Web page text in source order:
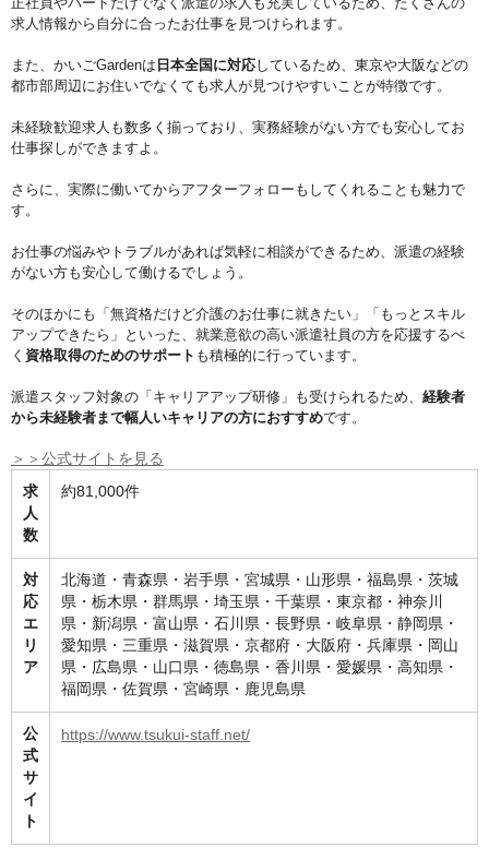
求人情報から自分に合ったお仕事を見つけられます。
また、かいごGardenは 日本全国に対応しているため、東京や大阪などの
都市部周辺にお住いでなくても求人が見つけやすいことが特徴です。
未経験歓迎求人も数多く揃っており、実務経験がない方でも安心してお
仕事探しができますよ。
さらに、実際に働いてからアフターフォローもしてくれることも魅力で
す。
お仕事の悩みやトラブルがあれば気軽に相談ができるため、派遣の経験
がない方も安心して働けるでしょう。
そのほかにも「無資格だけど介護のお仕事に就きたい」「もっとスキル
アップできたら」といった、就業意欲の高い派遣社員の方を応援するべ
く 資格取得のためのサポート も積極的に行っています。
派遣スタッフ対象の「キャリアアップ研修」も受けられるため、 経験者
から未経験者まで幅人いキャリアの方におすすめです。
＞＞公式サイトを見る
求
人
数
約81,000件
対
応
エ
リ
ア
北海道・青森県・岩手県・宮城県・山形県・福島県・茨城
県・栃木県・群馬県・埼玉県・千葉県・東京都・神奈川
県・新潟県・富山県・石川県・長野県・岐阜県・静岡県・
愛知県・三重県・滋賀県・京都府・大阪府・兵庫県・岡山
県・広島県・山口県・徳島県・香川県・愛媛県・高知県・
福岡県・佐賀県・宮崎県・鹿児島県
公
式
サ
イ
ト
https://www.tsukui-staff.net/